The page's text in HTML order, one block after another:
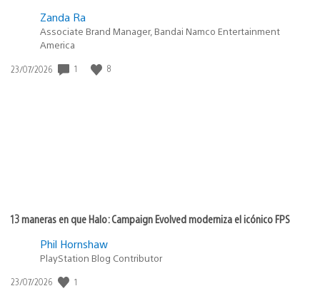
Zanda Ra
Associate Brand Manager, Bandai Namco Entertainment
America
Fecha
23/07/2026 1 8
13 maneras en que Halo: Campaign Evolved moderniza el icónico FPS
Phil Hornshaw
PlayStation Blog Contributor
Fecha
23/07/2026 1